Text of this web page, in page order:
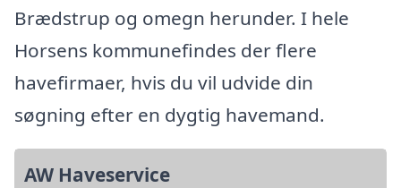
Brædstrup og omegn herunder. I hele
Horsens kommunefindes der flere
havefirmaer, hvis du vil udvide din
søgning efter en dygtig havemand.
AW Haveservice